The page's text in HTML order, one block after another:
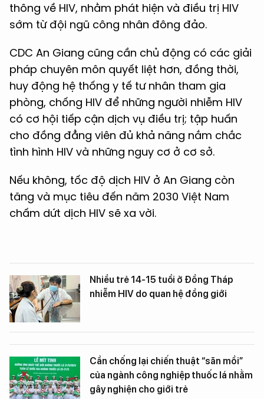
thông về HIV, nhằm phát hiện và điều trị HIV
sớm từ đội ngũ công nhân đông đảo.
CDC An Giang cũng cần chủ động có các giải
pháp chuyên môn quyết liệt hơn, đồng thời,
huy động hệ thống y tế tư nhân tham gia
phòng, chống HIV để những người nhiễm HIV
có cơ hội tiếp cận dịch vụ điều trị; tập huấn
cho đồng đẳng viên đủ khả năng nắm chắc
tình hình HIV và những nguy cơ ở cơ sở.
Nếu không, tốc độ dịch HIV ở An Giang còn
tăng và mục tiêu đến năm 2030 Việt Nam
chấm dứt dịch HIV sẽ xa vời.
Nhiều trẻ 14-15 tuổi ở Đồng Tháp
nhiễm HIV do quan hệ đồng giới
Cần chống lại chiến thuật “săn mồi”
của ngành công nghiệp thuốc lá nhằm
gây nghiện cho giới trẻ